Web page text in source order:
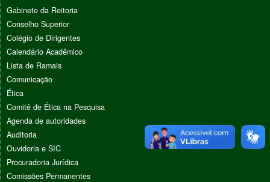
Gabinete da Reitoria
Conselho Superior
Colégio de Dirigentes
Calendário Acadêmico
Lista de Ramais
Comunicação
Ética
Comitê de Ética na Pesquisa
Agenda de autoridades
Auditoria
Ouvidoria e SIC
Procuradoria Jurídica
Comissões Permanentes